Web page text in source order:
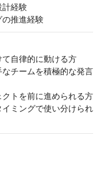
計経験
の推進経験
自律的に動ける方
チームを積極的な発言
トを前に進められる方
ミングで使い分けられ